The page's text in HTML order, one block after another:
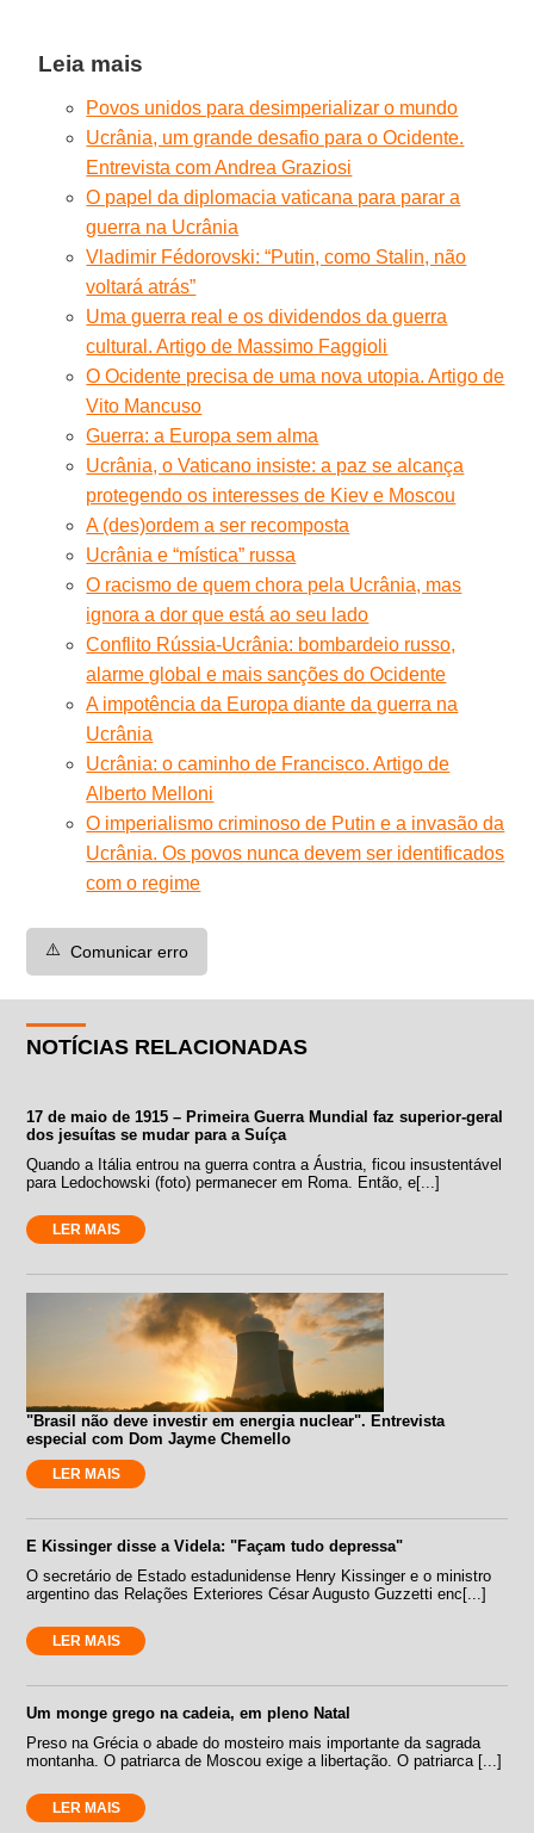
Leia mais
Povos unidos para desimperializar o mundo
Ucrânia, um grande desafio para o Ocidente.
Entrevista com Andrea Graziosi
O papel da diplomacia vaticana para parar a
guerra na Ucrânia
Vladimir Fédorovski: “Putin, como Stalin, não
voltará atrás”
Uma guerra real e os dividendos da guerra
cultural. Artigo de Massimo Faggioli
O Ocidente precisa de uma nova utopia. Artigo de
Vito Mancuso
Guerra: a Europa sem alma
Ucrânia, o Vaticano insiste: a paz se alcança
protegendo os interesses de Kiev e Moscou
A (des)ordem a ser recomposta
Ucrânia e “mística” russa
O racismo de quem chora pela Ucrânia, mas
ignora a dor que está ao seu lado
Conflito Rússia-Ucrânia: bombardeio russo,
alarme global e mais sanções do Ocidente
A impotência da Europa diante da guerra na
Ucrânia
Ucrânia: o caminho de Francisco. Artigo de
Alberto Melloni
O imperialismo criminoso de Putin e a invasão da
Ucrânia. Os povos nunca devem ser identificados
com o regime
⚠️ Comunicar erro
NOTÍCIAS RELACIONADAS
17 de maio de 1915 – Primeira Guerra Mundial faz superior-geral
dos jesuítas se mudar para a Suíça
Quando a Itália entrou na guerra contra a Áustria, ficou insustentável
para Ledochowski (foto) permanecer em Roma. Então, e[...]
LER MAIS
"Brasil não deve investir em energia nuclear". Entrevista
especial com Dom Jayme Chemello
LER MAIS
E Kissinger disse a Videla: "Façam tudo depressa"
O secretário de Estado estadunidense Henry Kissinger e o ministro
argentino das Relações Exteriores César Augusto Guzzetti enc[...]
LER MAIS
Um monge grego na cadeia, em pleno Natal
Preso na Grécia o abade do mosteiro mais importante da sagrada
montanha. O patriarca de Moscou exige a libertação. O patriarca [...]
LER MAIS